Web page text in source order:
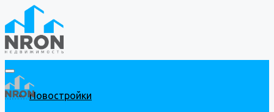
Новостройки